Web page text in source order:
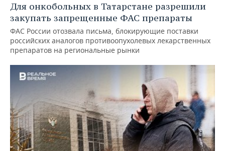
Для онкобольных в Татарстане разрешили
закупать запрещенные ФАС препараты
ФАС России отозвала письма, блокирующие поставки
российских аналогов противоопухолевых лекарственных
препаратов на региональные рынки